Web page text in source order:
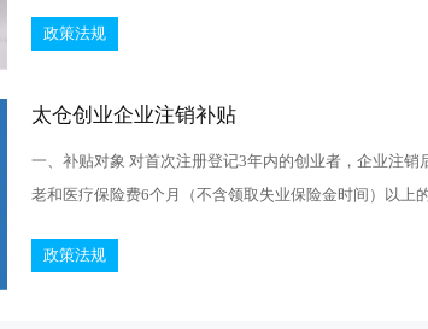
政策法规
太仓创业企业注销补贴
一、补贴对象 对首次注册登记3年内的创业者，企业注销
老和医疗保险费6个月（不含领取失业保险金时间）以上的
政策法规